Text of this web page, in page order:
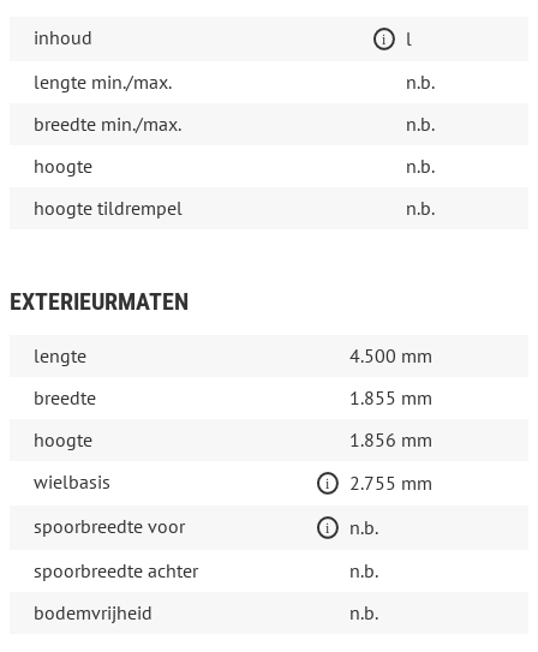
inhoud
l
lengte min./max.
n.b.
breedte min./max.
n.b.
hoogte
n.b.
hoogte tildrempel
n.b.
EXTERIEURMATEN
lengte
4.500 mm
breedte
1.855 mm
hoogte
1.856 mm
wielbasis
2.755 mm
spoorbreedte voor
n.b.
spoorbreedte achter
n.b.
bodemvrijheid
n.b.